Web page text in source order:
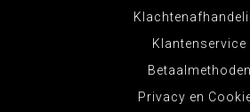
Klantenservice
Betaalmethoden
Privacy en